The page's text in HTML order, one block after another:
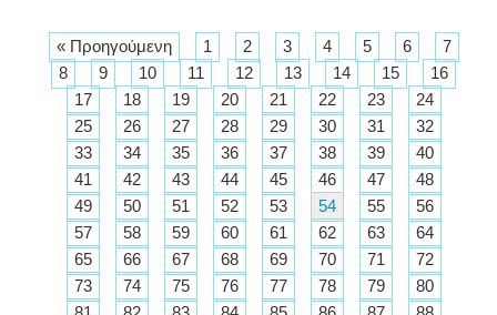
« Προηγούμενη 1 2 3 4 5 6
7
8
9 10 11 12 13 14 15
16
17
18 19 20 21 22 23
24
25
26 27 28 29 30 31
32
33
34 35 36 37 38 39
40
41
42 43 44 45 46 47
48
49
50 51 52 53 54 55
56
57
58 59 60 61 62 63
64
65
66 67 68 69 70 71
72
73
74 75 76 77 78 79
80